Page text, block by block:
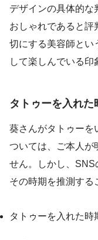
デザインの具体的な
おしゃれであると評
切にする美容師とい
して楽しんでいる印
タトゥーを入れた
葵さんがタトゥーを
ついては、ご本人が
せん。しかし、SNS
その時期を推測する
タトゥーを入れた時